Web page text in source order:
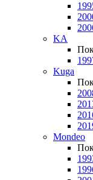
KA
Kuga
Mondeo